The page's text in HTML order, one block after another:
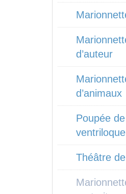
d’auteur
d’animaux
Poupée de
ventriloque
Théâtre